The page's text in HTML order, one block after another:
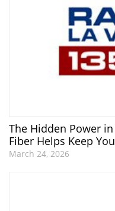
The Hidden Power
Fiber Helps Keep
March 24, 2026